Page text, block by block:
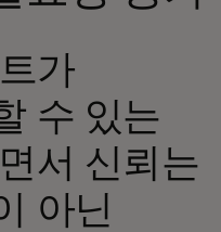
가
수 있는
서 신뢰는
아닌